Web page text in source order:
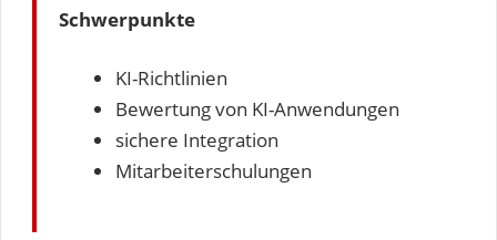
Schwerpunkte
KI-Richtlinien
Bewertung von KI-Anwendungen
sichere Integration
Mitarbeiterschulungen